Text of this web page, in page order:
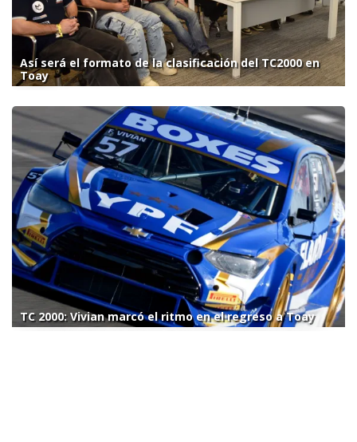
Así será el formato de la clasificación del TC2000 en
Toay
TC 2000: Vivian marcó el ritmo en el regreso a Toay